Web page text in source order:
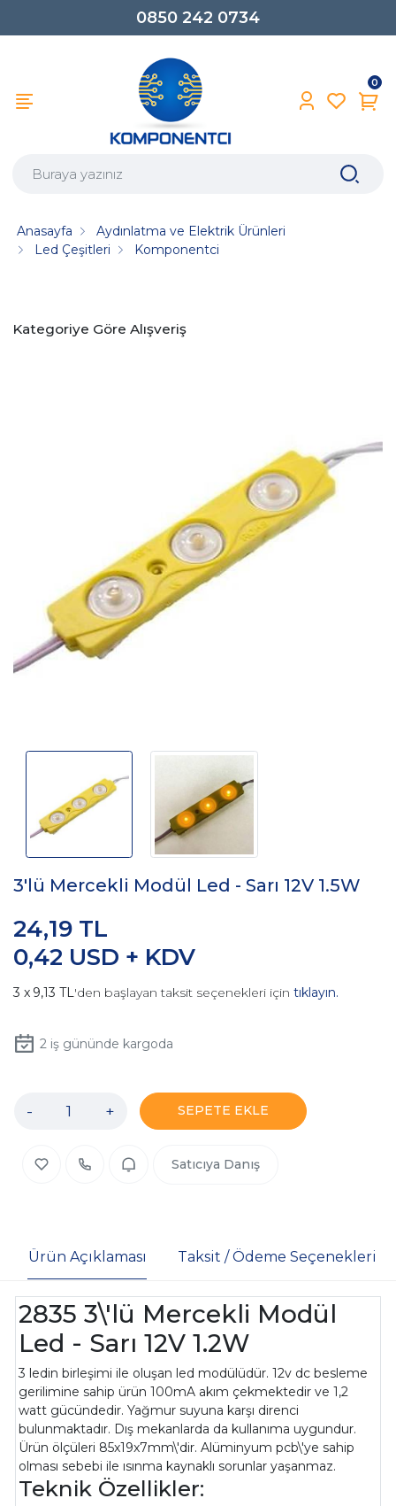
0850 242 0734
0
Anasayfa
Aydınlatma ve Elektrik Ürünleri
Led Çeşitleri
Komponentci
Kategoriye Göre Alışveriş
3'lü Mercekli Modül Led - Sarı 12V 1.5W
0,42 USD + KDV
24,19 TL
9,13 TL'den başlayan taksit seçenekleri için tıklayın.
2iş gününde kargoda
- + SEPETE EKLE
Satıcıya Danış
Ürün Açıklaması Taksit / Ödeme Seçenekleri
2835 3\'lü Mercekli Modül
Led - Sarı 12V 1.2W
3 ledin birleşimi ile oluşan led modülüdür. 12v dc besleme
gerilimine sahip ürün 100mA akım çekmektedir ve 1,2
watt gücündedir. Yağmur suyuna karşı direnci
bulunmaktadır. Dış mekanlarda da kullanıma uygundur.
Ürün ölçüleri 85x19x7mm\'dir. Alüminyum pcb\'ye sahip
olması sebebi ile ısınma kaynaklı sorunlar yaşanmaz.
Teknik Özellikler: